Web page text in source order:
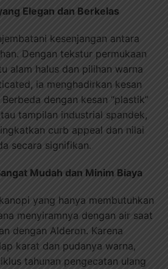
Elegan dan Berkelas
kesenjangan antara
Dengan tekstur permukaan
alam halus dan pilihan warna
ia menghadirkan kesan
dengan kesan “plastik”
tampilan industrial spandek,
curb appeal dan nilai
secara signifikan.
Mudah dan Minim Biaya
yang hanya membutuhkan
menyiramnya dengan air saat
dengan Alderon. Karena
karat dan pudanya warna,
tahunan pengecatan ulang